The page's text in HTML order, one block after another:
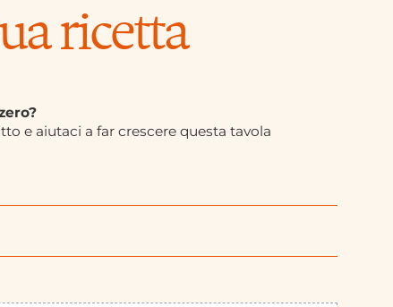
ricetta
e aiutaci a far crescere questa tavola